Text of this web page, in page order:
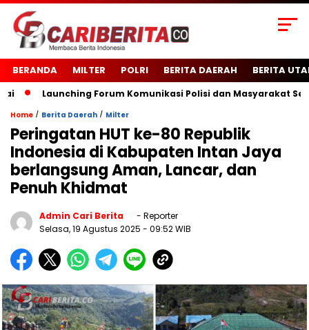
BERANDA MILTER POLRI BERITA DAERAH BERITA
Launching Forum Komunikasi Polisi dan Masyarakat Sekolah
Home / Berita Daerah / Milter
Peringatan HUT ke-80 Republik
Indonesia di Kabupaten Intan Jaya
berlangsung Aman, Lancar, dan
Penuh Khidmat
Admin Cari Berita
- Reporter
Selasa, 19 Agustus 2025 - 09:52 WIB